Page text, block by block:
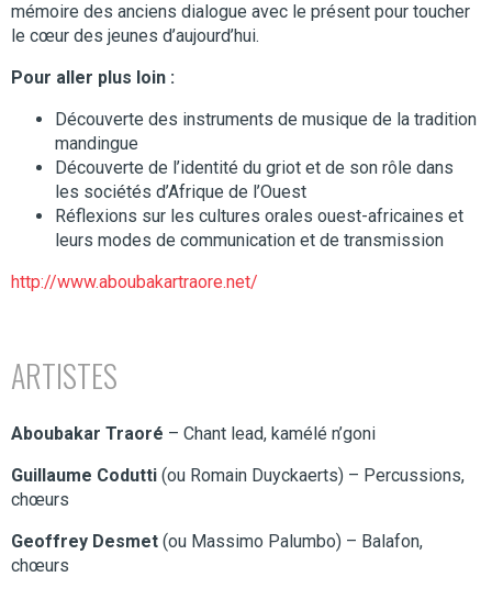
mémoire des anciens dialogue avec le présent pour toucher
le cœur des jeunes d’aujourd’hui.
Pour aller plus loin :
Découverte des instruments de musique de la tradition
mandingue
Découverte de l’identité du griot et de son rôle dans
les sociétés d’Afrique de l’Ouest
Réflexions sur les cultures orales ouest-africaines et
leurs modes de communication et de transmission
http://www.aboubakartraore.net/
ARTISTES
Aboubakar Traoré – Chant lead, kamélé n’goni
Guillaume Codutti (ou Romain Duyckaerts) – Percussions,
chœurs
Geoffrey Desmet (ou Massimo Palumbo) – Balafon,
chœurs